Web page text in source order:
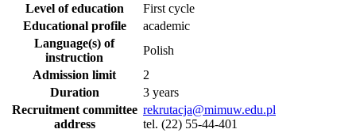
Level of education
First cycle
Educational profile
academic
Language(s) of
instruction
Polish
Admission limit
2
Duration
3 years
Recruitment committee
address
rekrutacja@mimuw.edu.pl
tel. (22) 55-44-401